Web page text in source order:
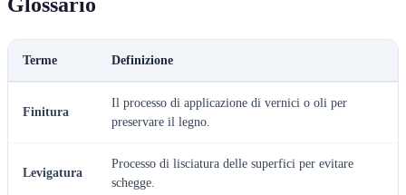
Terme Definizione
Finitura
Il processo di applicazione di vernici o oli per
preservare il legno.
Levigatura
Processo di lisciatura delle superfici per evitare
schegge.